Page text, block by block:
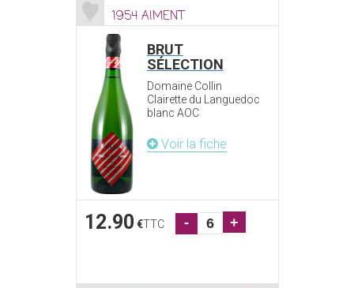
1954 AIMENT
BRUT
SÉLECTION
Domaine Collin
Clairette du Languedoc
blanc AOC
Voir la fiche
12.90 €TTC - +